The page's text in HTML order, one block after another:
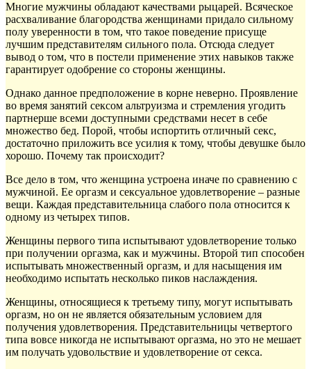
Многие мужчины обладают качествами рыцарей. Всяческое
расхваливание благородства женщинами придало сильному
полу уверенности в том, что такое поведение присуще
лучшим представителям сильного пола. Отсюда следует
вывод о том, что в постели применение этих навыков также
гарантирует одобрение со стороны женщины.
Однако данное предположение в корне неверно. Проявление
во время занятий сексом альтруизма и стремления угодить
партнерше всеми доступными средствами несет в себе
множество бед. Порой, чтобы испортить отличный секс,
достаточно приложить все усилия к тому, чтобы девушке было
хорошо. Почему так происходит?
Все дело в том, что женщина устроена иначе по сравнению с
мужчиной. Ее оргазм и сексуальное удовлетворение – разные
вещи. Каждая представительница слабого пола относится к
одному из четырех типов.
Женщины первого типа испытывают удовлетворение только
при получении оргазма, как и мужчины. Второй тип способен
испытывать множественный оргазм, и для насыщения им
необходимо испытать несколько пиков наслаждения.
Женщины, относящиеся к третьему типу, могут испытывать
оргазм, но он не является обязательным условием для
получения удовлетворения. Представительницы четвертого
типа вовсе никогда не испытывают оргазма, но это не мешает
им получать удовольствие и удовлетворение от секса.